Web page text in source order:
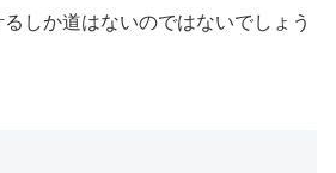
るしか道はないのではないでしょう